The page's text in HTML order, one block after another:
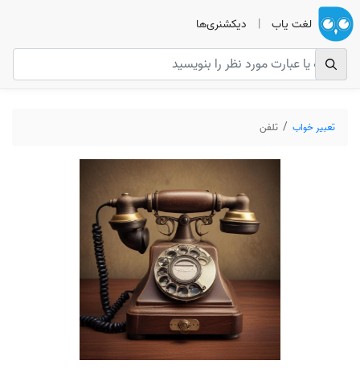
لغت یاب | دیکشنری‌ها
تعبیر خواب تلفن